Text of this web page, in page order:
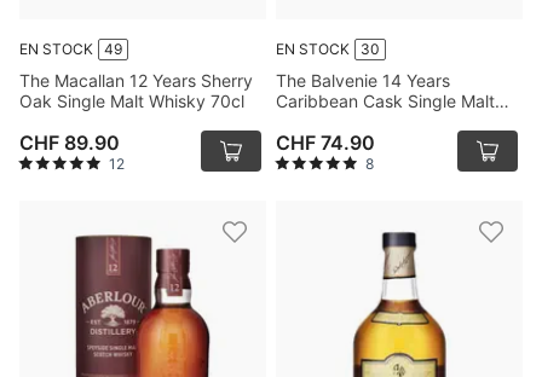
EN STOCK 49
The Macallan 12 Years Sherry
Oak Single Malt Whisky 70cl
CHF 89.90
12
EN STOCK 30
The Balvenie 14 Years
Caribbean Cask Single Malt
CHF 74.90
8